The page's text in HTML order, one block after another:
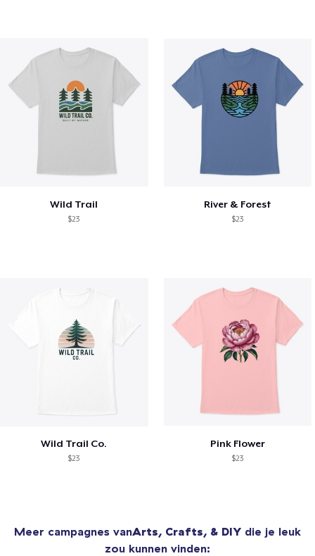
Wild Trail
$23
River & Forest
$23
Wild Trail Co.
$23
Pink Flower
$23
Meer campagnes vanArts, Crafts, & DIY die je leuk
zou kunnen vinden: